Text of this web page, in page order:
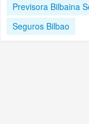
Previsora Bilbaina
Seguros Bilbao